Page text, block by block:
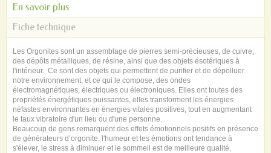
En savoir plus
Fiche technique
Les Orgonites sont un assemblage de pierres semi-précieuses, de cuivre,
des dépôts métalliques, de résine, ainsi que des objets ésotériques à
l'intérieur. Ce sont des objets qui permettent de purifier et de dépolluer
notre environnement, et ce qui le compose, des ondes
électromagnétiques, électriques ou électroniques. Elles ont toutes des
propriétés énergétiques puissantes, elles transforment les énergies
néfastes environnantes en énergies vitales positives, tout en augmentant
le taux vibratoire d'un lieu ou d'une personne.
Beaucoup de gens remarquent des effets émotionnels positifs en présence
de générateurs d’orgonite, l'humeur et les émotions ont tendance à
s'élever, le stress à diminuer et le sommeil est de meilleure qualité.